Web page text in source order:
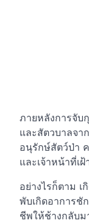
ภายหลังการจับ
และสัตวบาลจ
อนุรักษ์สัตว์ป่า
และเจ้าหน้าที่เ
อย่างไรก็ตาม
พับเกิดอาการชั
ชีพให้ช้างกลับม